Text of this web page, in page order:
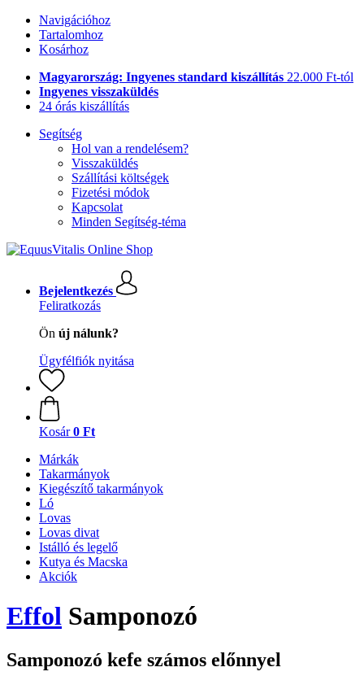
Navigációhoz
Tartalomhoz
Kosárhoz
Magyarország: Ingyenes standard kiszállítás 22.000 Ft-tól
Ingyenes visszaküldés
24 órás kiszállítás
Segítség
Hol van a rendelésem?
Visszaküldés
Szállítási költségek
Fizetési módok
Kapcsolat
Minden Segítség-téma
Bejelentkezés
Feliratkozás
Ön új nálunk?
Ügyfélfiók nyitása
Kosár 0 Ft
Márkák
Takarmányok
Kiegészítő takarmányok
Ló
Lovas
Lovas divat
Istálló és legelő
Kutya és Macska
Akciók
Effol Samponozó
Samponozó kefe számos előnnyel